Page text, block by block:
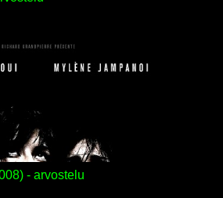
- arvostelu